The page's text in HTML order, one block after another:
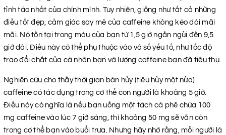
tỉnh táo nhất của chính mình. Tuy nhiên, giống như tất cả những
điều tốt đẹp, cảm giác say mê của caffeine không kéo dài mãi
mãi. Nó tồn tại trong máu của bạn từ 1,5 giờ ngắn ngủi đến 9,5
giờ dài. Điều này có thể phụ thuộc vào vô số yếu tố, như tốc độ
trao đổi chất của cá nhân bạn và lượng caffeine bạn đã tiêu thụ.
Nghiên cứu cho thấy thời gian bán hủy (tiêu hủy một nửa)
caffeine có tác dụng trong cơ thể con người là khoảng 5 giờ.
Điều này có nghĩa là nếu bạn uống một tách cà phê chứa 100
mg caffeine vào lúc 7 giờ sáng, thì khoảng 50 mg sẽ vẫn còn
trong cơ thể bạn vào buổi trưa. Nhưng hãy nhớ rằng, mỗi người là